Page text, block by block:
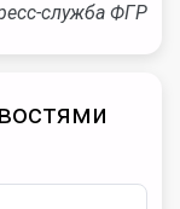
служба ФГР